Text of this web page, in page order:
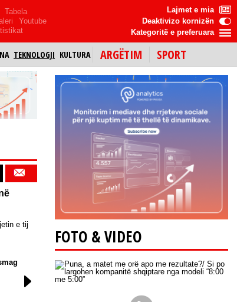
Tabela
Youtube
Lajmet e mia
Deaktivizo kornizën
Kategoritë e preferuara
TEKNOLOGJI KULTURA ARGËTIM SPORT
e tij
Ekonomia Online
FOTO & VIDEO